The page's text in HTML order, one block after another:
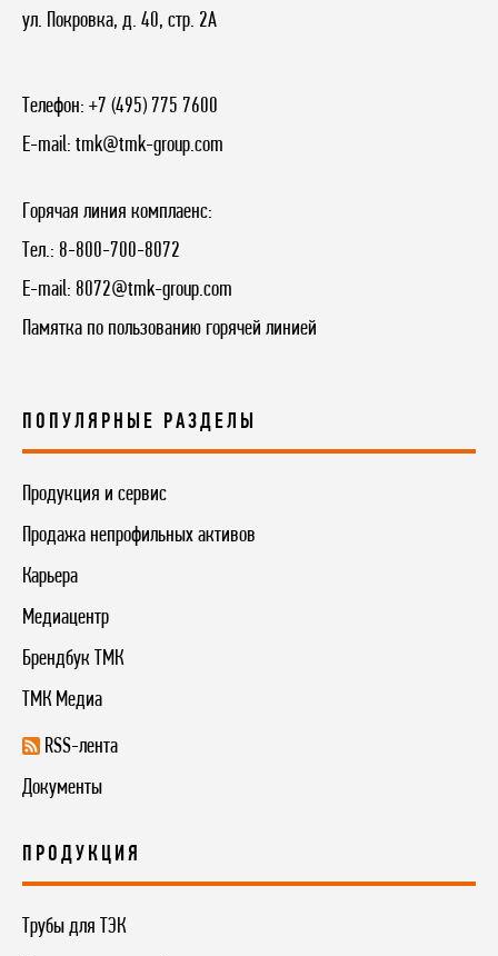
ул. Покровка, д. 40, стр. 2А
Телефон: +7 (495) 775 7600
E-mail: tmk@tmk-group.com
Горячая линия комплаенс:
Тел.: 8-800-700-8072
E-mail: 8072@tmk-group.com
Памятка по пользованию горячей линией
ПОПУЛЯРНЫЕ РАЗДЕЛЫ
Продукция и сервис
Продажа непрофильных активов
Карьера
Медиацентр
Брендбук ТМК
ТМК Медиа
RSS-лента
Документы
ПРОДУКЦИЯ
Трубы для ТЭК